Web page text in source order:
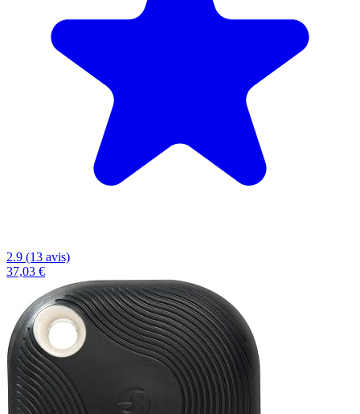
2.9 (13 avis)
37,03 €